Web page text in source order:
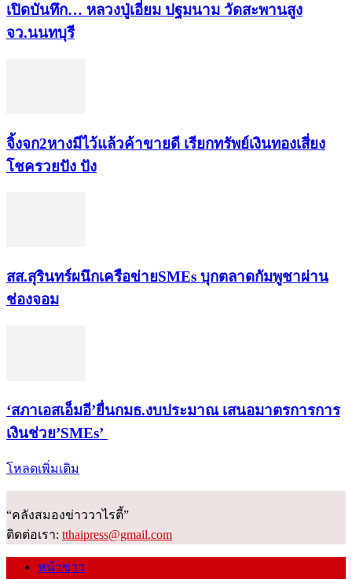
เปิดบันทึก… หลวงปู่เอี่ยม ​ปฐม​นาม​ วัดสะพานสูง​
จว.นนทบุรี
จิ้งจก​2​หาง​มีไว้แล้ว​ค้าขาย​ดี​ เรียก​ทรัพย์เงินทอง​เสี่ยง
โชค​รวยปัง​ ปัง​
สส.สุรินทร์ผนึกเครือข่ายSMEs บุกตลาดกัมพูชาผ่าน
ช่องจอม
‘สภาเอสเอ็มอี’ยื่นกมธ.งบประมาณ เสนอมาตรการการ
เงินช่วย’SMEs’
โหลดเพิ่มเติม
“คลังสมองข่าววาไรตี้”
ติดต่อเรา: tthaipress@gmail.com
หน้าข่าว